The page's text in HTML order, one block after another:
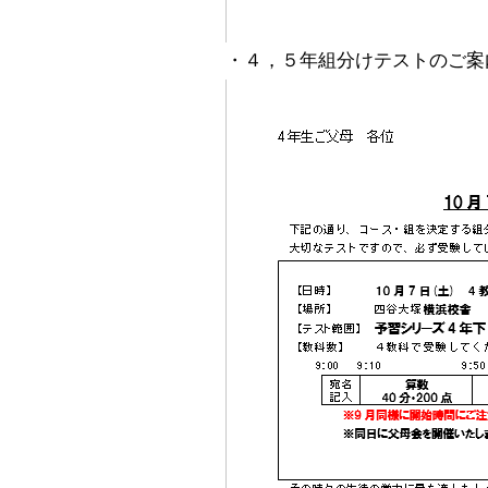
・４，５年組分けテストのご